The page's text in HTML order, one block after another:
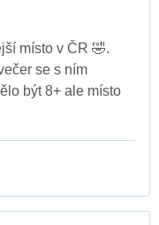
místo v ČR 🤣.
se s ním
být 8+ ale místo